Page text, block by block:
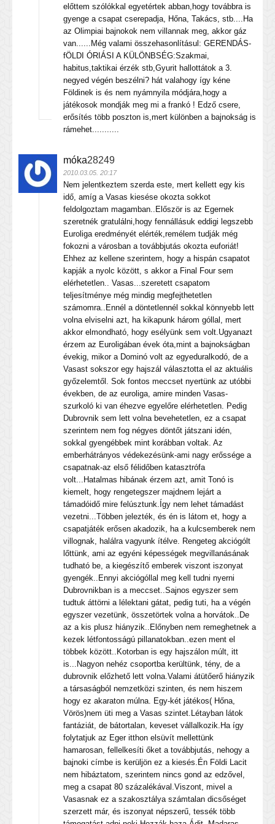
előttem szólókkal egyetértek abban,hogy továbbra is
gyenge a csapat cserepadja, Hőna, Takács, stb....Ha
az Olimpiai bajnokok nem villannak meg, akkor gáz
van......Még valami összehasonlításul: GERENDÁS-
fÖLDI ÓRIÁSI A KÜLÖNBSÉG:Szakmai,
habitus,taktikai érzék stb,Gyurit hallottátok a 3.
negyed végén beszélni? hát valahogy így kéne
Földinek is és nem nyámnyila módjára,hogy a
játékosok mondják meg mi a frankó ! Edző csere,
erősítés több poszton is,mert különben a bajnokság is
rámehet...........
móka28249
2010.03.05. 20:17
Nem jelentkeztem szerda este, mert kellett egy kis
idő, amíg a Vasas kiesése okozta sokkot
feldolgoztam magamban..Először is az Egernek
szeretnék gratulálni,hogy fennállásuk eddigi legszebb
Euroliga eredményét elérték,remélem tudják még
fokozni a városban a továbbjutás okozta euforiát!
Ehhez az kellene szerintem, hogy a hispán csapatot
kapják a nyolc között, s akkor a Final Four sem
elérhetetlen.. Vasas...szeretett csapatom
teljesítménye még mindig megfejthetetlen
számomra..Ennél a döntetlennél sokkal könnyebb lett
volna elviselni azt, ha kikapunk három góllal, mert
akkor elmondható, hogy esélyünk sem volt.Ugyanazt
érzem az Euroligában évek óta,mint a bajnokságban
évekig, mikor a Dominó volt az egyeduralkodó, de a
Vasast sokszor egy hajszál választotta el az aktuális
győzelemtől. Sok fontos meccset nyertünk az utóbbi
években, de az euroliga, amire minden Vasas-
szurkoló ki van éhezve egyelőre elérhetetlen. Pedig
Dubrovnik sem lett volna bevehetetlen, ez a csapat
szerintem nem fog négyes döntőt játszani idén,
sokkal gyengébbek mint korábban voltak. Az
emberhátrányos védekezésünk-ami nagy erőssége a
csapatnak-az első félidőben katasztrófa
volt...Hatalmas hibának érzem azt, amit Tonó is
kiemelt, hogy rengetegszer majdnem lejárt a
támadóidő mire felúsztunk.Így nem lehet támadást
vezetni...Többen jelezték, és én is látom et, hogy a
csapatjáték erősen akadozik, ha a kulcsemberek nem
villognak, halálra vagyunk ítélve. Rengeteg akciógólt
lőttünk, ami az egyéni képességek megvillanásának
tudható be, a kiegészítő emberek viszont iszonyat
gyengék..Ennyi akciógóllal meg kell tudni nyerni
Dubrovnikban is a meccset..Sajnos egyszer sem
tudtuk áttörni a lélektani gátat, pedig tuti, ha a végén
egyszer vezetünk, összetörtek volna a horvátok..De
az a kis plusz hiányzik..Előnyben nem remeghetnek a
kezek létfontosságú pillanatokban..ezen ment el
többek között..Kotorban is egy hajszálon múlt, itt
is...Nagyon nehéz csoportba kerültünk, tény, de a
dubrovnik előzhető lett volna.Valami átütőerő hiányzik
a társaságból nemzetközi szinten, és nem hiszem
hogy ez akaraton múlna. Egy-két játékos( Hőna,
Vörös)nem üti meg a Vasas szintet.Létayban látok
fantáziát, de bátortalan, keveset vállalkozik.Ha így
folytatjuk az Eger itthon elsüvít mellettünk
hamarosan, fellelkesíti őket a továbbjutás, nehogy a
bajnoki címbe is kerüljön ez a kiesés.Én Földi Lacit
nem hibáztatom, szerintem nincs gond az edzővel,
meg a csapat 80 százalékával.Viszont, mivel a
Vasasnak ez a szakosztálya számtalan dicsőséget
szerzett már, és iszonyat népszerű, tessék több